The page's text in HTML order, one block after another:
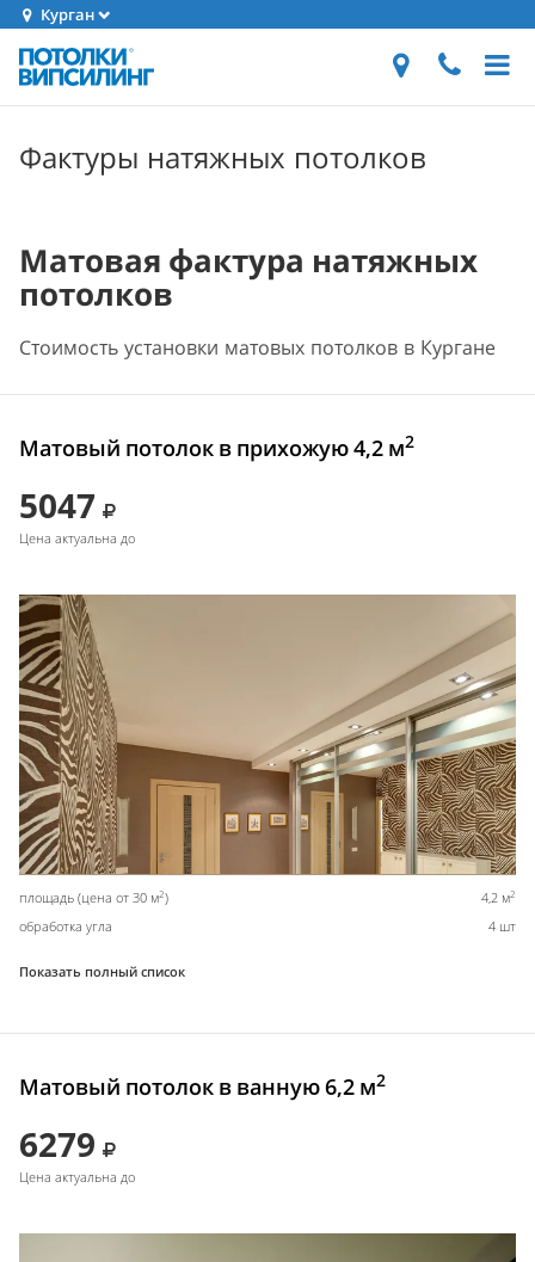
Курган
Фактуры натяжных потолков
Матовая фактура натяжных
потолков
Стоимость установки матовых потолков в Кургане
Матовый потолок в прихожую 4,2 м2
5047
Цена актуальна до
площадь (цена от 30 м2) 4,2 м2
обработка угла 4 шт
Показать полный список
Матовый потолок в ванную 6,2 м2
6279
Цена актуальна до